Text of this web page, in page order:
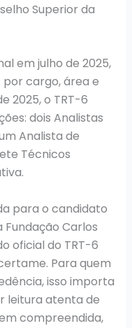
Superior da
em julho de 2025,
cargo, área e
2025, o TRT-6
dois Analistas
Analista de
Técnicos
para o candidato
Carlos
oficial do TRT-6
Para quem
isso importa
leitura atenta de
compreendida,